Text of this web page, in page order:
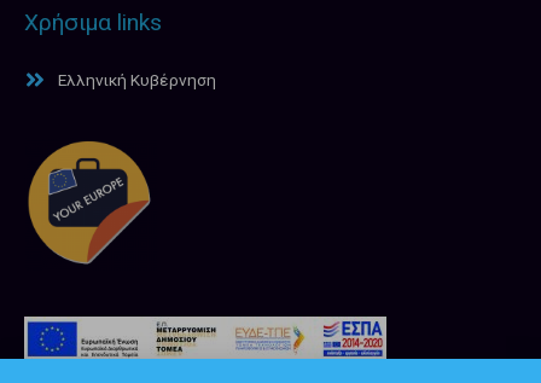
Χρήσιμα links
Ελληνική Κυβέρνηση